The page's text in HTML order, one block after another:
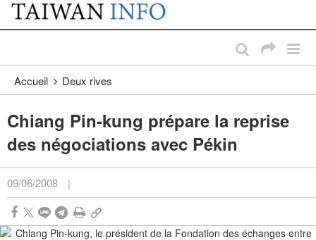
Passer au contenu principal
:::
Accueil Deux rives
Chiang Pin-kung prépare la reprise
des négociations avec Pékin
09/06/2008 |